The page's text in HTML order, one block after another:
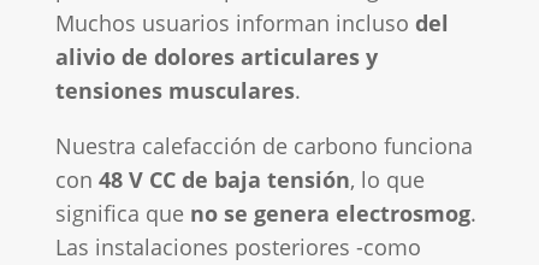
Muchos usuarios informan incluso del
alivio de dolores articulares y
tensiones musculares.
Nuestra calefacción de carbono funciona
con 48 V CC de baja tensión, lo que
significa que no se genera electrosmog.
Las instalaciones posteriores -como